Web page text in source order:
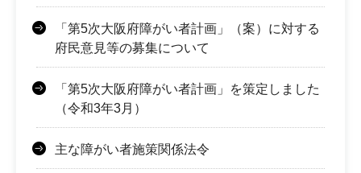
「第5次大阪府障がい者計画」（案）に対する
府民意見等の募集について
「第5次大阪府障がい者計画」を策定しました
（令和3年3月）
主な障がい者施策関係法令